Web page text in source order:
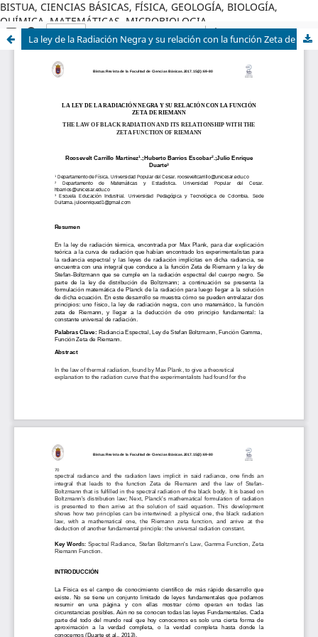
BISTUA, CIENCIAS BÁSICAS, FÍSICA, GEOLOGÍA, BIOLOGÍA,
QUÍMICA, MATEMÁTICAS, MICROBIOLOGIA
La ley de la Radiación Negra y su relación con la función Zeta de Riemann